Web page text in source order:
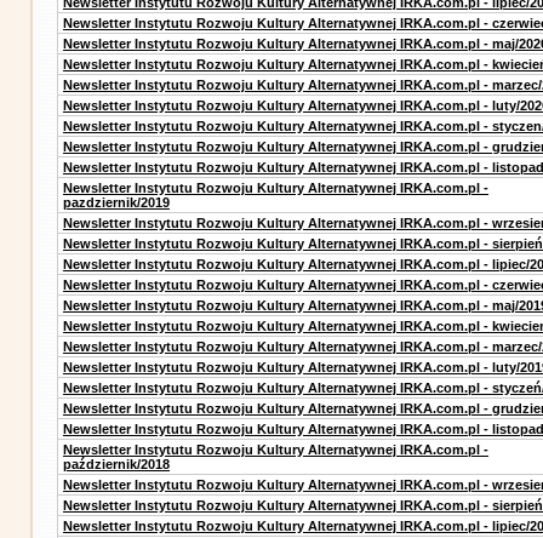
Newsletter Instytutu Rozwoju Kultury Alternatywnej IRKA.com.pl -
Newsletter Instytutu Rozwoju Kultury Alternatywnej IRKA.com.pl - maj/
Newsletter Instytutu Rozwoju Kultury Alternatywnej IRKA.com.pl -
Newsletter Instytutu Rozwoju Kultury Alternatywnej IRKA.com.pl - marzec/
Newsletter Instytutu Rozwoju Kultury Alternatywnej IRKA.com.pl - luty/
Newsletter Instytutu Rozwoju Kultury Alternatywnej IRKA.com.pl -
Newsletter Instytutu Rozwoju Kultury Alternatywnej IRKA.com.pl -
Newsletter Instytutu Rozwoju Kultury Alternatywnej IRKA.com.pl -
Newsletter Instytutu Rozwoju Kultury Alternatywnej IRKA.com.pl -
pazdziernik/2019
Newsletter Instytutu Rozwoju Kultury Alternatywnej IRKA.com.pl -
Newsletter Instytutu Rozwoju Kultury Alternatywnej IRKA.com.pl -
Newsletter Instytutu Rozwoju Kultury Alternatywnej IRKA.com.pl - lipiec/
Newsletter Instytutu Rozwoju Kultury Alternatywnej IRKA.com.pl -
Newsletter Instytutu Rozwoju Kultury Alternatywnej IRKA.com.pl - maj/
Newsletter Instytutu Rozwoju Kultury Alternatywnej IRKA.com.pl -
Newsletter Instytutu Rozwoju Kultury Alternatywnej IRKA.com.pl - marzec/
Newsletter Instytutu Rozwoju Kultury Alternatywnej IRKA.com.pl - luty/
Newsletter Instytutu Rozwoju Kultury Alternatywnej IRKA.com.pl -
Newsletter Instytutu Rozwoju Kultury Alternatywnej IRKA.com.pl -
Newsletter Instytutu Rozwoju Kultury Alternatywnej IRKA.com.pl -
Newsletter Instytutu Rozwoju Kultury Alternatywnej IRKA.com.pl -
październik/2018
Newsletter Instytutu Rozwoju Kultury Alternatywnej IRKA.com.pl -
Newsletter Instytutu Rozwoju Kultury Alternatywnej IRKA.com.pl -
Newsletter Instytutu Rozwoju Kultury Alternatywnej IRKA.com.pl - lipiec/